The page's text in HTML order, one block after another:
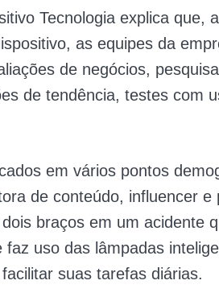
Tecnologia explica que,
as equipes da
de negócios,
de tendência, testes com
em vários pontos
de conteúdo, influencer e
braços em um acidente
faz uso das lâmpadas
suas tarefas diárias.